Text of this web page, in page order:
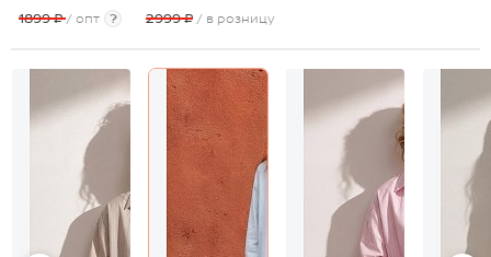
1899 ₽/ опт ? 2999 ₽ / в розницу